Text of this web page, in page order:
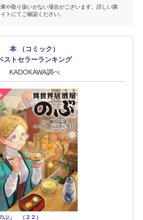
や取り扱いがない場合がございます。詳しい購
トにてご確認ください。
本 （コミック）
ストセラーランキング
KADOKAWA調べ
ぶ」 （２２）